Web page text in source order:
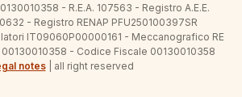
- R.E.A. 107563 - Registro A.E.E.
- Registro RENAP PFU250100397SR
IT09060P00000161 - Meccanografico RE
00130010358 - Codice Fiscale 00130010358
notes| all right reserved